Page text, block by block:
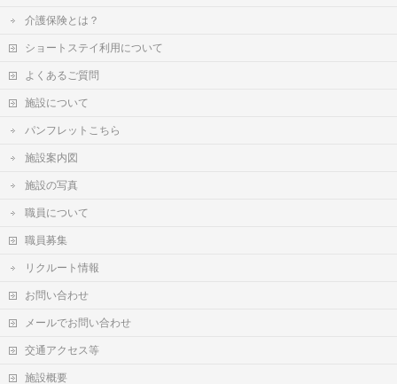
介護保険とは？
ショートステイ利用について
よくあるご質問
施設について
パンフレットこちら
施設案内図
施設の写真
職員について
職員募集
リクルート情報
お問い合わせ
メールでお問い合わせ
交通アクセス等
施設概要